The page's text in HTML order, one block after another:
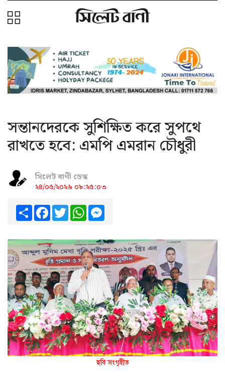
সন্তানদেরকে সুশিক্ষিত করে সুপথে
রাখতে হবে: এমপি এমরান চৌধুরী
সিলেট বাণী ডেস্ক
২৪/০৫/২০২৬ ০৮:২৫:০৩
ShareFacebook
TwitterWhatsApp
ছবি সংগৃহীত